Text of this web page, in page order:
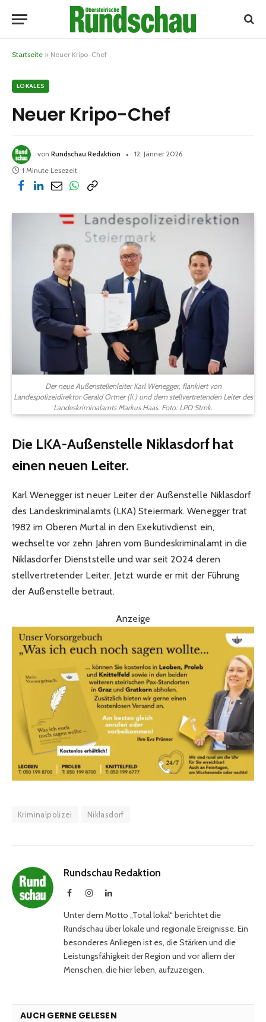
Startseite » Neuer Kripo-Chef
LOKALES
Neuer Kripo-Chef
von Rundschau Redaktion
12. Jänner 2026
1 Minute Lesezeit
Der neue Außenstellenleiter Karl Wenegger, flankiert von
Landespolizeidirektor Gerald Ortner (li.) und dem stellvertretenden Leiter des
Landeskriminalamts Markus Haas. Foto: LPD Stmk.
Die LKA-Außenstelle Niklasdorf hat
einen neuen Leiter.
Karl Wenegger ist neuer Leiter der Außenstelle Niklasdorf
des Landeskriminalamts (LKA) Steiermark. Wenegger trat
1982 im Oberen Murtal in den Exekutivdienst ein,
wechselte vor zehn Jahren vom Bundeskriminalamt in die
Niklasdorfer Dienststelle und war seit 2024 deren
stellvertretender Leiter. Jetzt wurde er mit der Führung
der Außenstelle betraut.
Anzeige
Kriminalpolizei Niklasdorf
Rundschau Redaktion
FacebookInstagramLinkedIn
Unter dem Motto „Total lokal“ berichtet die
Rundschau über lokale und regionale Ereignisse. Ein
besonderes Anliegen ist es, die Stärken und die
Leistungsfähigkeit der Region und vor allem der
Menschen, die hier leben, aufzuzeigen.
AUCH GERNE GELESEN